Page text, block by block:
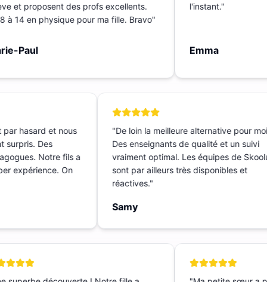
et proposent des profs excellents.
à 14 en physique pour ma fille. Bravo"
Paul
l'instant."
Emma
par hasard et nous
surpris. Des
Notre fils a
expérience. On
"De loin la meilleure alternative pour
Des enseignants de qualité et un suivi
vraiment optimal. Les équipes de
sont par ailleurs très disponibles et
réactives.
Samy